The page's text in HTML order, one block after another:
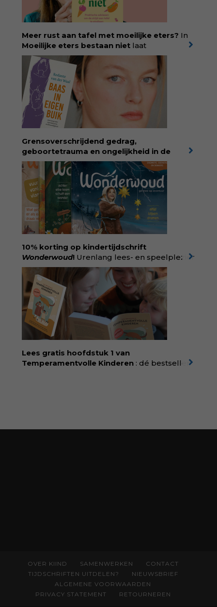
Meer rust aan tafel met moeilijke eters? In
Moeilijke eters bestaan niet laat
kinderdiëtist en lactatiekundigeRolinde
Demeyer
zien wat er schuilgaat achter
eetgedrag dat ouders zorgen baart. Met
aandacht voor ontwikkeling,
neurodivergentie en medische oorzaken
helpt ze hardnekkige misverstanden los te
laten en maakt ze van eten weer een
moment van verbinding. Bestel via je lokale
boekhandel! Lees meer over Rolinde via
kiind.nl/rolinde
Grensoverschrijdend gedrag,
geboortetrauma en ongelijkheid in de
geboortezorg:in Baas in eigen buik verbindt
filosoof en vroedvrouw Rodante van der Waal
persoonlijke ervaringen aan structureel
onrecht en introduceert ze reproductieve
rechtvaardigheid als een collectieve, radicale
praktijk van zorg. Voor iedereen die wil
begrijpen wat er speelt rond vruchtbaarheid
en geboorte. Koop het boek via
singeluitgeverijen.nl/nijgh-van-
ditmar/boek/baas-in-eigen-buik
10% korting op kindertijdschrift
Wonderwoud! Urenlang lees- en speelplezier
voor dromers, doeners en denkers.
Wonderwoud is het ambachtelijk gemaakte
antwoord op alle snelle gooimaarweg-
boekjes en hapsnap-filmpjes. Het mooiste
kindertijdschrift van Nederland; met liefde en
kunde voor taal, beeld en tekeningen die
spat van elke pagina. Dat vóel je. Dat voelt je
kind. Abonneer via
wonderwoud.nl/abonneren**
korting met code:
KIIND10
Lees gratis hoofdstuk 1 van
Temperamentvolle Kinderen : dé bestseller
OVER KIIND SAMENWERKEN
CONTACT
TIJDSCHRIFTEN UITDELEN?
NIEUWSBRIEF
ALGEMENE VOORWAARDEN
PRIVACY STATEMENT
RETOURNEREN